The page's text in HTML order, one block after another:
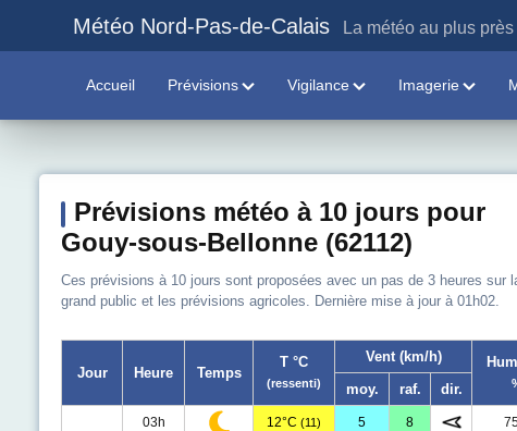
Météo Nord-Pas-de-Calais La météo au plus
Accueil Prévisions Vigilance Imagerie
Prévisions météo à 10 jours pour
Gouy-sous-Bellonne (62112)
Ces prévisions à 10 jours sont proposées avec un pas de 3 heures
grand public et les prévisions agricoles. Dernière mise à jour à 01h02.
Jour Heure Temps
T °C
(ressenti)
Vent (km/h)
moy. raf. dir.
03h 12°C (11) 5 8